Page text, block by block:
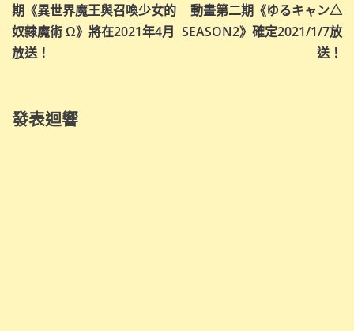
導
覽
期《異世界魔王與召喚少女的
奴隸魔術 Ω》將在2021年4月
放送！
動畫第二期《ゆるキャン△
SEASON2》確定2021/1/7放
送！
發表迴響